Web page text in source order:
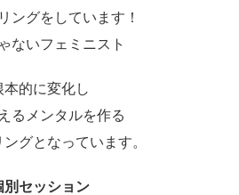
ングをしています！
ないフェミニスト
本的に変化し
るメンタルを作る
グとなっています。
別セッション